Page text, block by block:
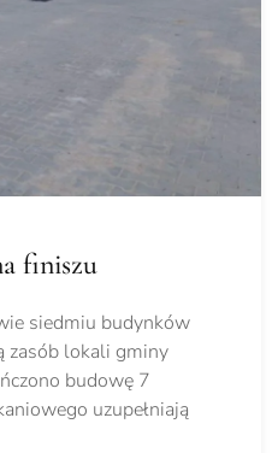
finiszu
siedmiu budynków
zasób lokali gminy
budowę 7
uzupełniają